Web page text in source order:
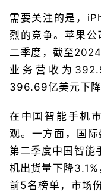
需要关注的是，
烈的竞争。苹果
二季度，截至
业务营收为
396.69亿美元下
在中国智能手机
观。一方面，国
第二季度中国智能
机出货量下降
前5名榜单，市场